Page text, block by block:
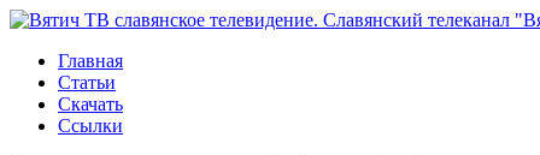
Главная
Статьи
Скачать
Ссылки